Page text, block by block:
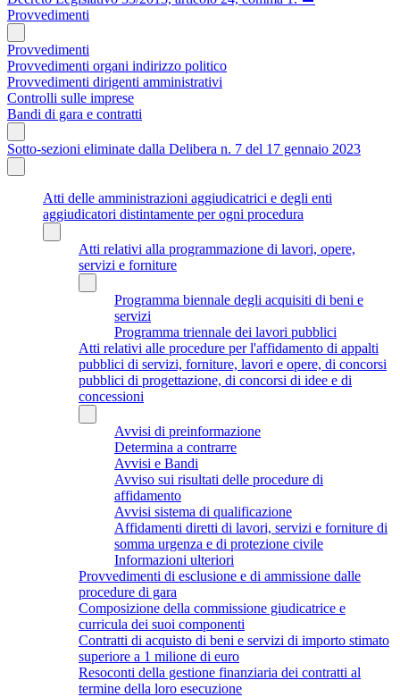
Provvedimenti
Provvedimenti
Provvedimenti organi indirizzo politico
Provvedimenti dirigenti amministrativi
Controlli sulle imprese
Bandi di gara e contratti
Sotto-sezioni eliminate dalla Delibera n. 7 del 17 gennaio 2023
Atti delle amministrazioni aggiudicatrici e degli enti
aggiudicatori distintamente per ogni procedura
Atti relativi alla programmazione di lavori, opere,
servizi e forniture
Programma biennale degli acquisiti di beni e
servizi
Programma triennale dei lavori pubblici
Atti relativi alle procedure per l'affidamento di appalti
pubblici di servizi, forniture, lavori e opere, di concorsi
pubblici di progettazione, di concorsi di idee e di
concessioni
Avvisi di preinformazione
Determina a contrarre
Avvisi e Bandi
Avviso sui risultati delle procedure di
affidamento
Avvisi sistema di qualificazione
Affidamenti diretti di lavori, servizi e forniture di
somma urgenza e di protezione civile
Informazioni ulteriori
Provvedimenti di esclusione e di ammissione dalle
procedure di gara
Composizione della commissione giudicatrice e
curricula dei suoi componenti
Contratti di acquisto di beni e servizi di importo stimato
superiore a 1 milione di euro
Resoconti della gestione finanziaria dei contratti al
termine della loro esecuzione